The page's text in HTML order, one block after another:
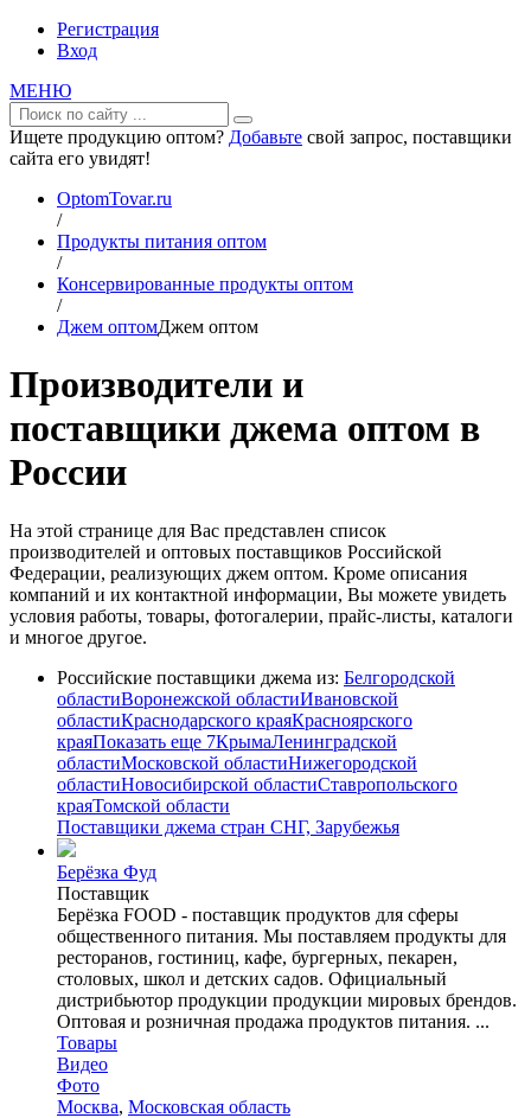
Регистрация
Вход
МЕНЮ
Ищете продукцию оптом? Добавьте свой запрос, поставщики
сайта его увидят!
OptomTovar.ru
/
Продукты питания оптом
/
Консервированные продукты оптом
/
Джем оптомДжем оптом
Производители и
поставщики джема оптом в
России
На этой странице для Вас представлен список
производителей и оптовых поставщиков Российской
Федерации, реализующих джем оптом. Кроме описания
компаний и их контактной информации, Вы можете увидеть
условия работы, товары, фотогалерии, прайс-листы, каталоги
и многое другое.
Российские поставщики джема из: Белгородской
областиВоронежской областиИвановской
областиКраснодарского краяКрасноярского
краяПоказать еще 7КрымаЛенинградской
областиМосковской областиНижегородской
областиНовосибирской областиСтавропольского
краяТомской области
Поставщики джема стран СНГ, Зарубежья
Берёзка Фуд
Поставщик
Берёзка FOOD - поставщик продуктов для сферы
общественного питания. Мы поставляем продукты для
ресторанов, гостиниц, кафе, бургерных, пекарен,
столовых, школ и детских садов. Официальный
дистрибьютор продукции продукции мировых брендов.
Оптовая и розничная продажа продуктов питания. ...
Товары
Видео
Фото
Москва, Московская область